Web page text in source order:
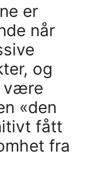
er
når
og
være
«den
fått
fra